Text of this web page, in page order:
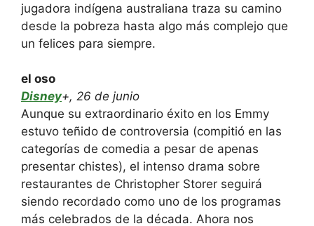
jugadora indígena australiana traza su camino
desde la pobreza hasta algo más complejo que
un felices para siempre.
el oso
Disney+, 26 de junio
Aunque su extraordinario éxito en los Emmy
estuvo teñido de controversia (compitió en las
categorías de comedia a pesar de apenas
presentar chistes), el intenso drama sobre
restaurantes de Christopher Storer seguirá
siendo recordado como uno de los programas
más celebrados de la década. Ahora nos